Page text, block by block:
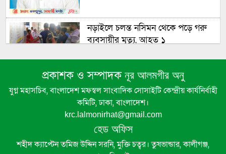
নড়াইলে চলন্ত নসিমন থেকে পড়ে গরু
ব্যবসায়ীর মৃত্যু, আহত ১
ঘোড়াঘাটে অভিযানের নামে পুলিশের
তাণ্ডব
ন্যানো-গবেষক ড. আহসানুল কায়সার
পেলেন ‘স্টার এক্সিলেন্স অ্যাওয়ার্ড’ ও
‘বিপিএ বেস্ট প্রফেশনাল অ্যাওয়ার্ড
প্রকাশক ও সম্পাদকনূর আলমগীর অনু
যুগ্ন মহাসচিব, বাংলাদেশ মফস্বল সাংবাদিক সোসাইটি কেন্দ্রীয় কার্যনির্বাহী
কমিটি, ঢাকা, বাংলাদেশ।
krc.lalmonirhat@gmail.com
হেড অফিস
শহীদ ক্যাপ্টেন তমিজ উদ্দিন সরনি, মুক্তি চত্বর। তুষভান্ডার, কালীগঞ্জ,